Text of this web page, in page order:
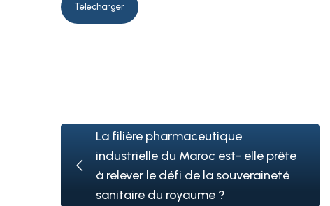
Télécharger
La filière pharmaceutique
industrielle du Maroc est- elle prête
à relever le défi de la souveraineté
sanitaire du royaume ?